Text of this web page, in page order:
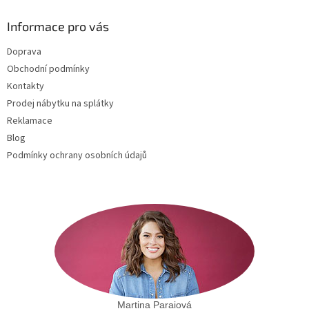
Informace pro vás
Doprava
Obchodní podmínky
Kontakty
Prodej nábytku na splátky
Reklamace
Blog
Podmínky ochrany osobních údajů
Martina Paraiová